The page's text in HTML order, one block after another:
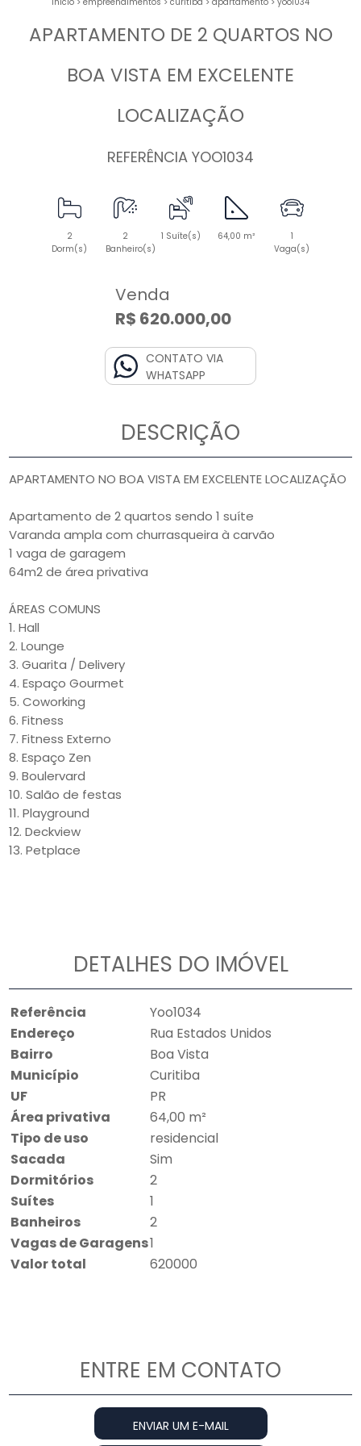
APARTAMENTO DE 2 QUARTOS NO
BOA VISTA EM EXCELENTE
LOCALIZAÇÃO
REFERÊNCIA YOO1034
2
Dorm(s)
2
Banheiro(s)
1 Suíte(s) 64,00 m²
1
Vaga(s)
Venda
R$ 620.000,00
CONTATO VIA
WHATSAPP
DESCRIÇÃO
APARTAMENTO NO BOA VISTA EM EXCELENTE LOCALIZAÇÃO
Apartamento de 2 quartos sendo 1 suíte
Varanda ampla com churrasqueira à carvão
1 vaga de garagem
64m2 de área privativa
ÁREAS COMUNS
1. Hall
2. Lounge
3. Guarita / Delivery
4. Espaço Gourmet
5. Coworking
6. Fitness
7. Fitness Externo
8. Espaço Zen
9. Boulervard
10. Salão de festas
11. Playground
12. Deckview
13. Petplace
DETALHES DO IMÓVEL
Referência
Yoo1034
Endereço
Rua Estados Unidos
Bairro
Boa Vista
Município
Curitiba
UF
PR
Área privativa
64,00 m²
Tipo de uso
residencial
Sacada
Sim
Dormitórios
2
Suítes
1
Banheiros
2
Vagas de Garagens1
Valor total
620000
ENTRE EM CONTATO
ENVIAR UM E-MAIL